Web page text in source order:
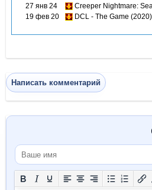
27 янв 24
Creeper Nightmare:
19 фев 20
DCL - The Game
Написать комментарий